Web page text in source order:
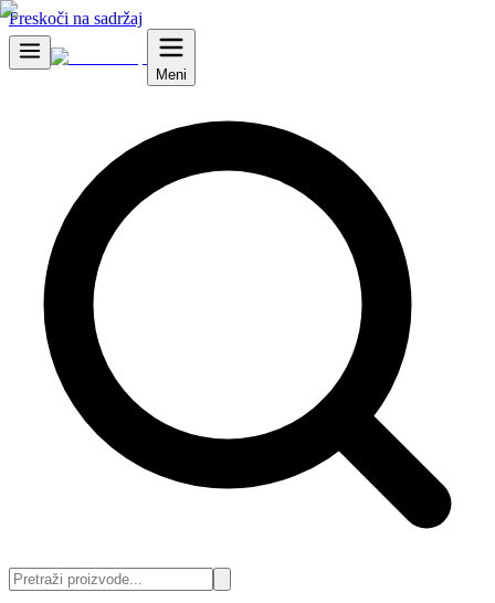
Preskoči na sadržaj
Meni